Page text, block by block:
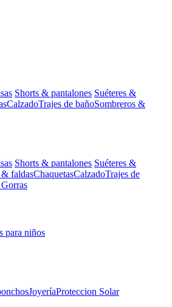
Shorts & pantalones Suéteres &
CalzadoTrajes de bañoSombreros &
Shorts & pantalones Suéteres &
faldasChaquetasCalzadoTrajes de
para niños
JoyeríaProteccion Solar